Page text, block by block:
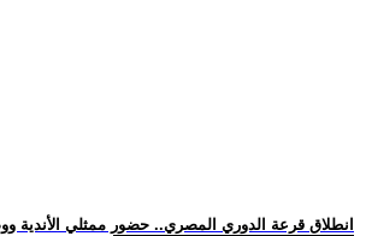
.. انطلاق قرعة الدوري المصري.. حضور ممثلي الأندية